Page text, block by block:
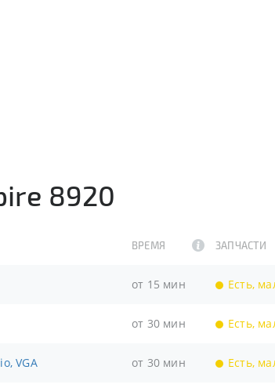
8920
ВРЕМЯ ЗАПЧАСТИ
от 15 мин Есть,
от 30 мин Есть,
VGA от 30 мин Есть,